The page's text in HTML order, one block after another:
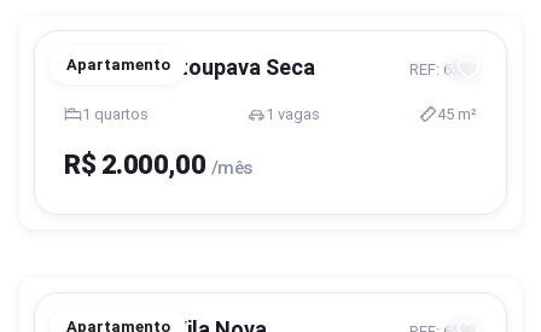
Apartamento
Blumenau, Itoupava Seca REF: 6556
1 quartos 1 vagas 45 m²
R$ 2.000,00 /mês
Apartamento